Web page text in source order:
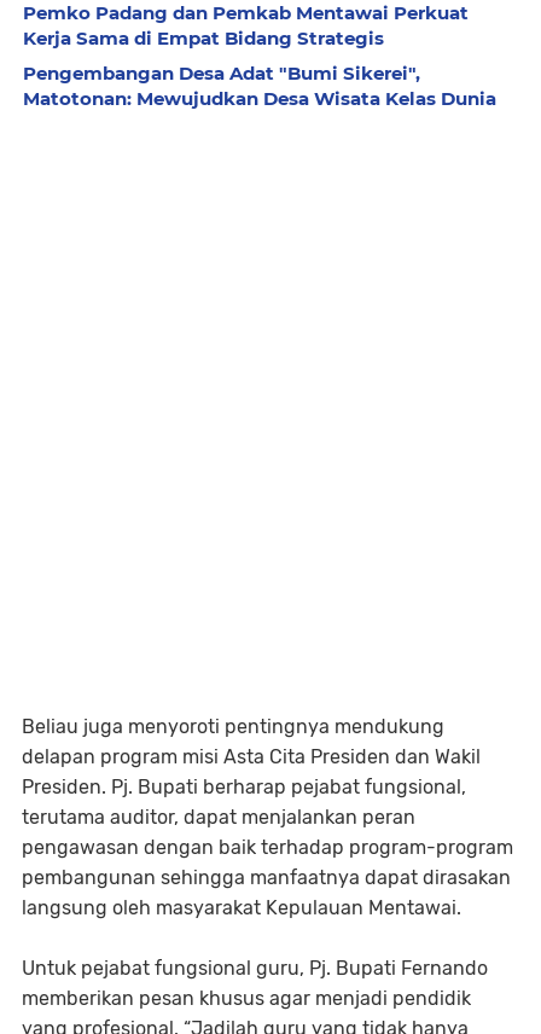
Pemko Padang dan Pemkab Mentawai Perkuat
Kerja Sama di Empat Bidang Strategis
Pengembangan Desa Adat "Bumi Sikerei",
Matotonan: Mewujudkan Desa Wisata Kelas Dunia
Beliau juga menyoroti pentingnya mendukung
delapan program misi Asta Cita Presiden dan Wakil
Presiden. Pj. Bupati berharap pejabat fungsional,
terutama auditor, dapat menjalankan peran
pengawasan dengan baik terhadap program-program
pembangunan sehingga manfaatnya dapat dirasakan
langsung oleh masyarakat Kepulauan Mentawai.
Untuk pejabat fungsional guru, Pj. Bupati Fernando
memberikan pesan khusus agar menjadi pendidik
yang profesional. “Jadilah guru yang tidak hanya